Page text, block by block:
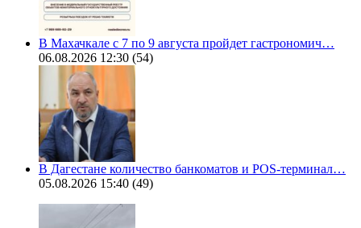
В Махачкале с 7 по 9 августа пройдет гастрономич…
06.08.2026 12:30 (54)
В Дагестане количество банкоматов и POS-терминал…
05.08.2026 15:40 (49)